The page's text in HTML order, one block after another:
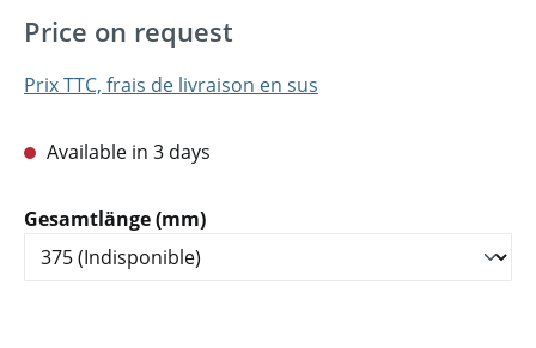
Price on request
Prix TTC, frais de livraison en sus
Available in 3 days
Sélectionnez
Gesamtlänge (mm)